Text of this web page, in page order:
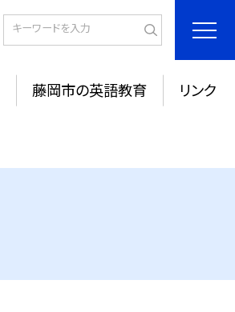
藤岡市の英語教育 リンク